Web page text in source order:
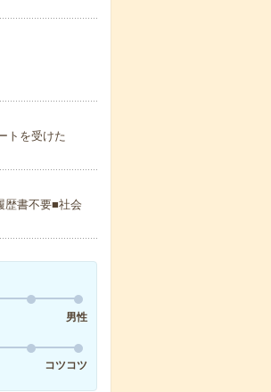
トを受けた
歴書不要■社会
男性
コツコツ